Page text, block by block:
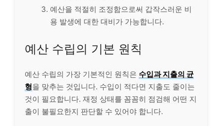
예산을 적절히 조정함으로써 갑작스러운 비
용 발생에 대한 대비가 가능합니다.
예산 수립의 기본 원칙
예산 수립의 가장 기본적인 원칙은 수입과 지출의 균
형을 맞추는 것입니다. 수입이 적다면 지출도 줄이는
것이 필요합니다. 재정 상태를 꼼꼼히 점검해 어떤 지
출이 불필요한지 판단할 수 있어야 합니다.